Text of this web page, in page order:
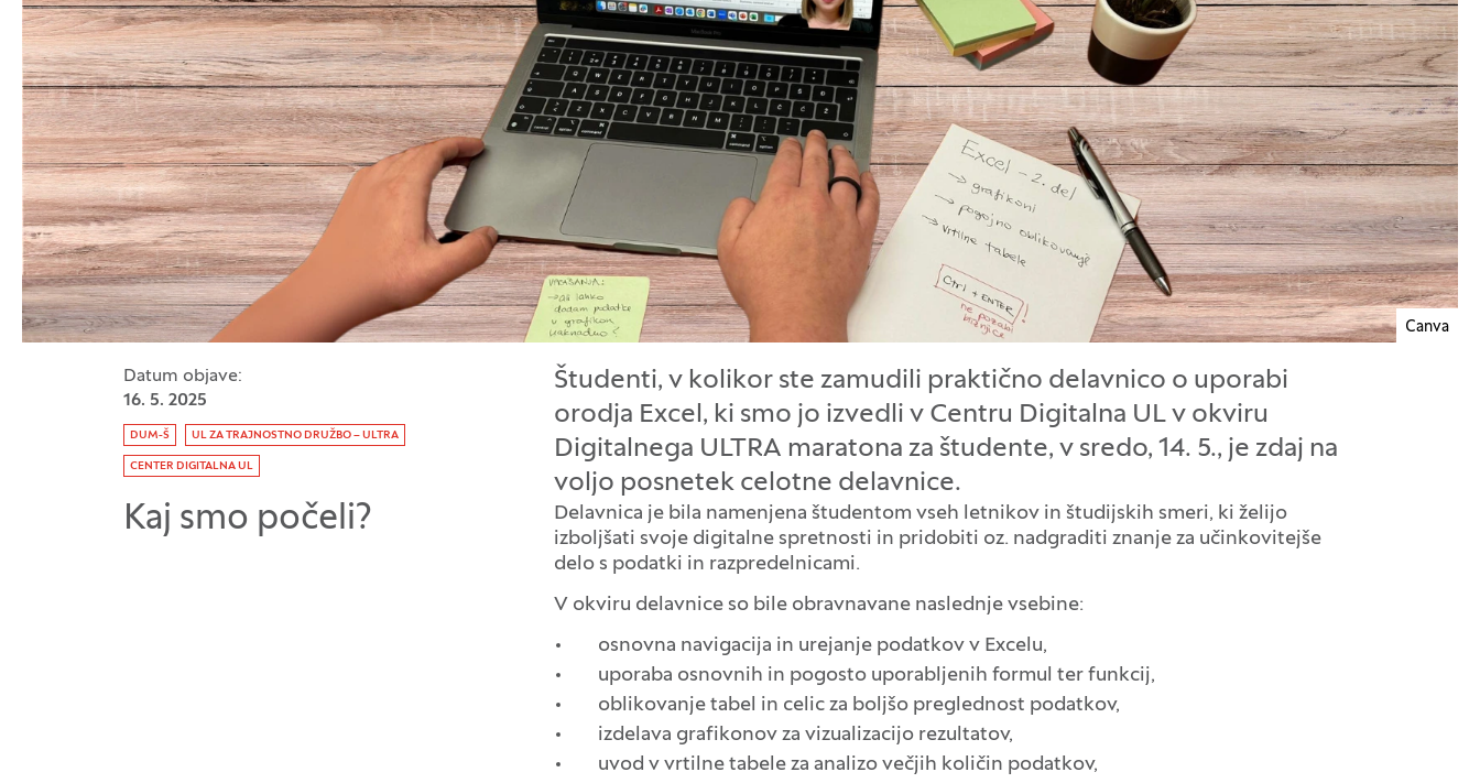
Canva
Datum objave:
16. 5. 2025
Oznaka:
DUM-Š UL ZA TRAJNOSTNO DRUŽBO – ULTRA
CENTER DIGITALNA UL
Študenti, v kolikor ste zamudili praktično delavnico o uporabi
orodja Excel, ki smo jo izvedli v Centru Digitalna UL v okviru
Digitalnega ULTRA maratona za študente, v sredo, 14. 5., je zdaj na
voljo posnetek celotne delavnice.
Kaj smo počeli?
Delavnica je bila namenjena študentom vseh letnikov in študijskih smeri, ki želijo
izboljšati svoje digitalne spretnosti in pridobiti oz. nadgraditi znanje za učinkovitejše
delo s podatki in razpredelnicami.
V okviru delavnice so bile obravnavane naslednje vsebine:
osnovna navigacija in urejanje podatkov v Excelu,
uporaba osnovnih in pogosto uporabljenih formul ter funkcij,
oblikovanje tabel in celic za boljšo preglednost podatkov,
izdelava grafikonov za vizualizacijo rezultatov,
uvod v vrtilne tabele za analizo večjih količin podatkov,